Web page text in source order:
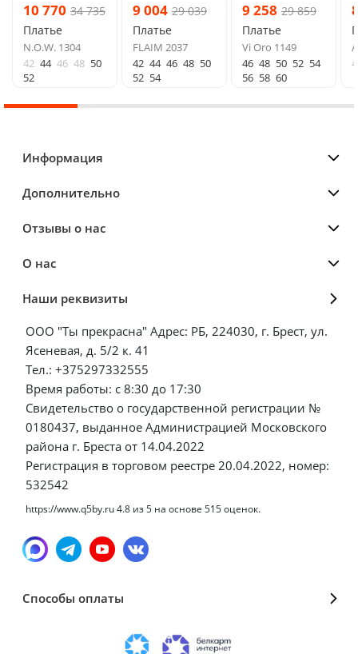
10 770 34 735
Платье
N.O.W. 1304
42 44 46 48 50
52
9 004 29 039
Платье
FLAIM 2037
42 44 46 48 50
52 54
9 258 29 859
Платье
Vi Oro 1149
46 48 50 52 54
56 58 60
Информация
Дополнительно
Отзывы о нас
О нас
Наши реквизиты
ООО "Ты прекрасна" Адрес: РБ, 224030, г. Брест, ул.
Ясеневая, д. 5/2 к. 41
Тел.: +375297332555
Время работы: с 8:30 до 17:30
Свидетельство о государственной регистрации №
0180437, выданное Администрацией Московского
района г. Бреста от 14.04.2022
Регистрация в торговом реестре 20.04.2022, номер:
532542
https://www.q5by.ru4.8 из5 на основе 515оценок.
Способы оплаты